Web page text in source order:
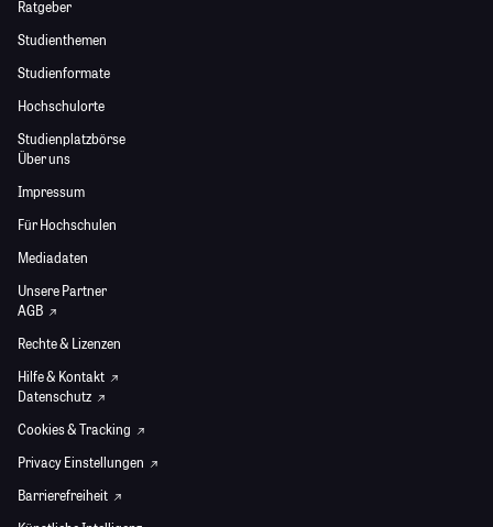
Ratgeber
Studienthemen
Studienformate
Hochschulorte
Studienplatzbörse
Über uns
Impressum
Für Hochschulen
Mediadaten
Unsere Partner
AGB
Rechte & Lizenzen
Hilfe & Kontakt
Datenschutz
Cookies & Tracking
Privacy Einstellungen
Barrierefreiheit